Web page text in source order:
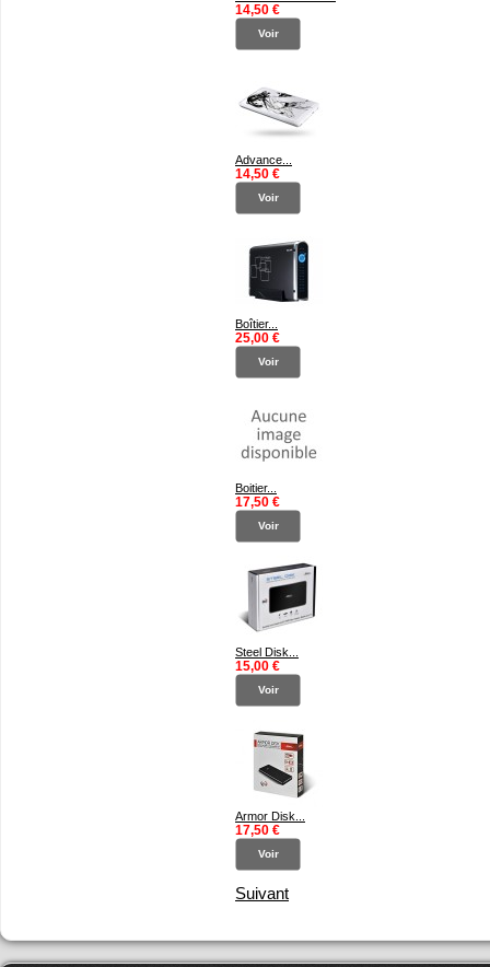
14,50 €
Voir
Advance...
14,50 €
Voir
Boîtier...
25,00 €
Voir
Boitier...
17,50 €
Voir
Steel Disk...
15,00 €
Voir
Armor Disk...
17,50 €
Voir
Suivant